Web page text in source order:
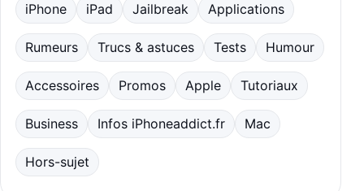
iPhone iPad Jailbreak Applications
Rumeurs Trucs & astuces Tests Humour
Accessoires Promos Apple Tutoriaux
Business Infos iPhoneaddict.fr Mac
Hors-sujet